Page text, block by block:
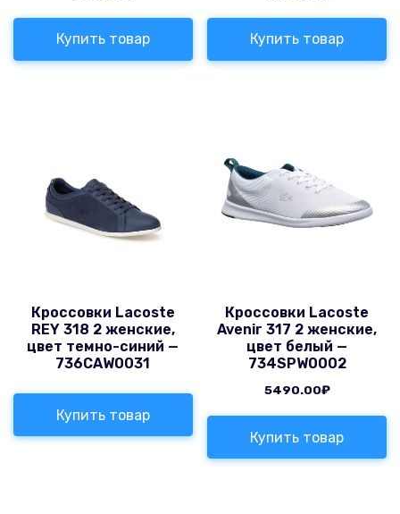
Купить товар Купить товар
Кроссовки Lacoste
REY 318 2 женские,
цвет темно-синий —
736CAW0031
Купить товар
Кроссовки Lacoste
Avenir 317 2 женские,
цвет белый —
734SPW0002
5490.00₽
Купить товар